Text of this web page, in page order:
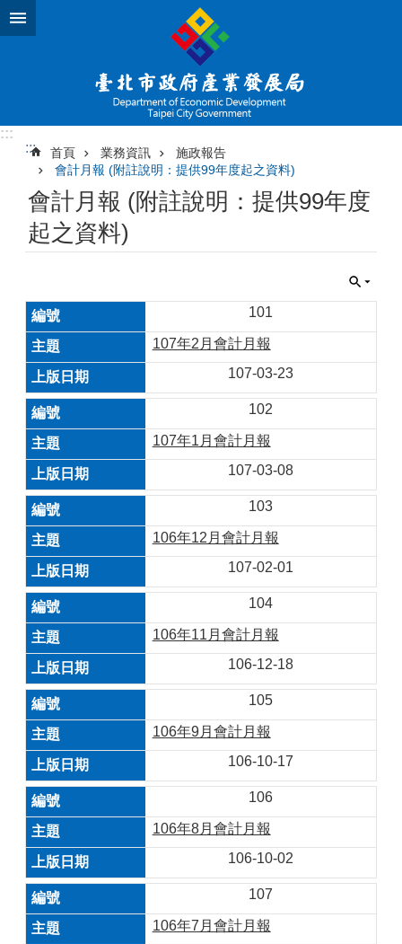
跳到主要內容區塊
:::
:::
首頁 業務資訊
施政報告
會計月報 (附註說明：提供99年度起之資料)
會計月報 (附註說明：提供99年度
起之資料)
101
107年2月會計月報
107-03-23
102
107年1月會計月報
107-03-08
103
106年12月會計月報
107-02-01
104
106年11月會計月報
106-12-18
105
106年9月會計月報
106-10-17
106
106年8月會計月報
106-10-02
107
106年7月會計月報